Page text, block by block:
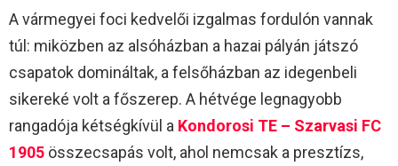
A vármegyei foci kedvelői izgalmas fordulón vannak
túl: miközben az alsóházban a hazai pályán játszó
csapatok domináltak, a felsőházban az idegenbeli
sikereké volt a főszerep. A hétvége legnagyobb
rangadója kétségkívül a Kondorosi TE – Szarvasi FC
1905 összecsapás volt, ahol nemcsak a presztízs,